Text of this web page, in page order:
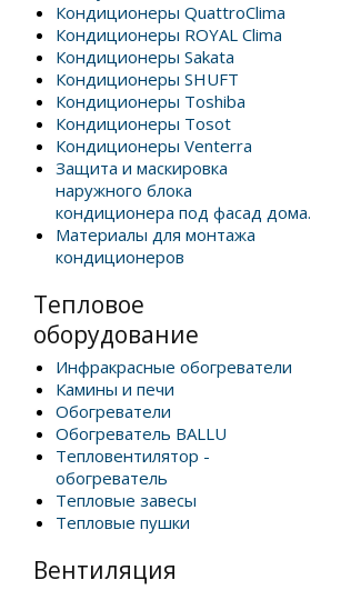
Кондиционеры QuattroClima
Кондиционеры ROYAL Clima
Кондиционеры Sakata
Кондиционеры SHUFT
Кондиционеры Toshiba
Кондиционеры Tosot
Кондиционеры Venterra
Защита и маскировка
наружного блока
кондиционера под фасад дома.
Материалы для монтажа
кондиционеров
Тепловое
оборудование
Инфракрасные обогреватели
Камины и печи
Обогреватели
Обогреватель BALLU
Тепловентилятор -
обогреватель
Тепловые завесы
Тепловые пушки
Вентиляция